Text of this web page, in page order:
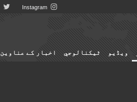
Instagram
ویڈیو ٹيكنالوجي اخبار کے عناوین